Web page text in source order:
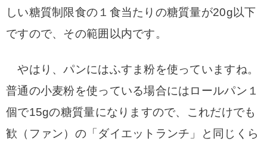
しい糖質制限食の１食当たりの糖質量が20g以下
ですので、その範囲以内です。
やはり、パンにはふすま粉を使っていますね。
普通の小麦粉を使っている場合にはロールパン１
個で15gの糖質量になりますので、これだけでも
歓（ファン）の「ダイエットランチ」と同じくら